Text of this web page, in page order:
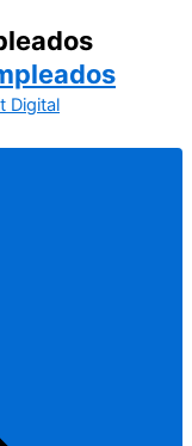
Digital